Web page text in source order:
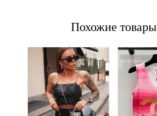
Похожие товары